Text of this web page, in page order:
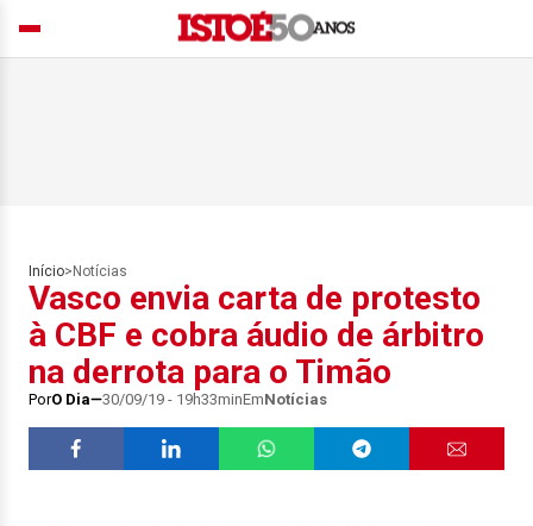
Início> Notícias
Vasco envia carta de protesto
à CBF e cobra áudio de árbitro
na derrota para o Timão
PorO Dia 30/09/19 - 19h33minEmNotícias